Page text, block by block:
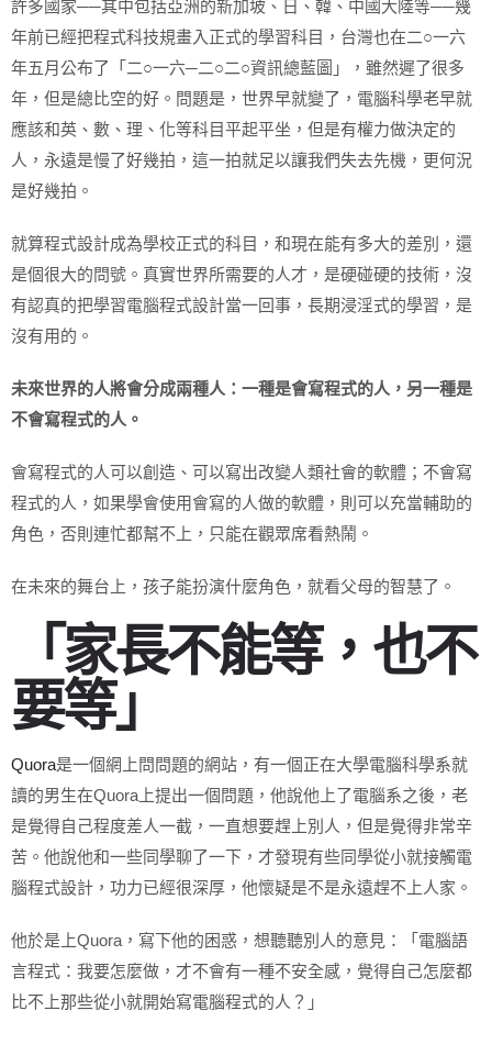
許多國家──其中包括亞洲的新加坡、日、韓、中國大陸等──幾
年前已經把程式科技規畫入正式的學習科目，台灣也在二○一六
年五月公布了「二○一六─二○二○資訊總藍圖」，雖然遲了很多
年，但是總比空的好。問題是，世界早就變了，電腦科學老早就
應該和英、數、理、化等科目平起平坐，但是有權力做決定的
人，永遠是慢了好幾拍，這一拍就足以讓我們失去先機，更何況
是好幾拍。
就算程式設計成為學校正式的科目，和現在能有多大的差別，還
是個很大的問號。真實世界所需要的人才，是硬碰硬的技術，沒
有認真的把學習電腦程式設計當一回事，長期浸淫式的學習，是
沒有用的。
未來世界的人將會分成兩種人：一種是會寫程式的人，另一種是
不會寫程式的人。
會寫程式的人可以創造、可以寫出改變人類社會的軟體；不會寫
程式的人，如果學會使用會寫的人做的軟體，則可以充當輔助的
角色，否則連忙都幫不上，只能在觀眾席看熱鬧。
在未來的舞台上，孩子能扮演什麼角色，就看父母的智慧了。
「家長不能等，也不
要等」
Quora是一個網上問問題的網站，有一個正在大學電腦科學系就
讀的男生在Quora上提出一個問題，他說他上了電腦系之後，老
是覺得自己程度差人一截，一直想要趕上別人，但是覺得非常辛
苦。他說他和一些同學聊了一下，才發現有些同學從小就接觸電
腦程式設計，功力已經很深厚，他懷疑是不是永遠趕不上人家。
他於是上Quora，寫下他的困惑，想聽聽別人的意見：「電腦語
言程式：我要怎麼做，才不會有一種不安全感，覺得自己怎麼都
比不上那些從小就開始寫電腦程式的人？」